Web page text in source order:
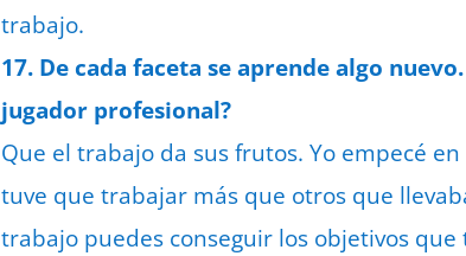
trabajo.
17. De cada faceta se aprende algo
jugador profesional?
Que el trabajo da sus frutos. Yo empecé
tuve que trabajar más que otros que
trabajo puedes conseguir los objetivos